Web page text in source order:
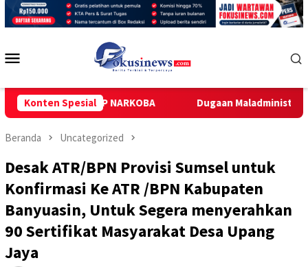
Loncat
Konten Spesial
GELAP NARKOBA Dugaan Maladministrasi dan
Beranda Uncategorized
Desak ATR/BPN Provisi Sumsel untuk
Konfirmasi Ke ATR /BPN Kabupaten
Banyuasin, Untuk Segera menyerahkan
90 Sertifikat Masyarakat Desa Upang
Jaya